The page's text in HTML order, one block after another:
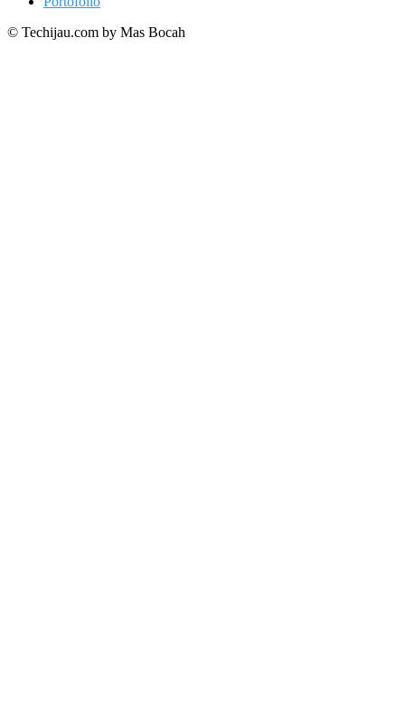
© Techijau.com by Mas Bocah